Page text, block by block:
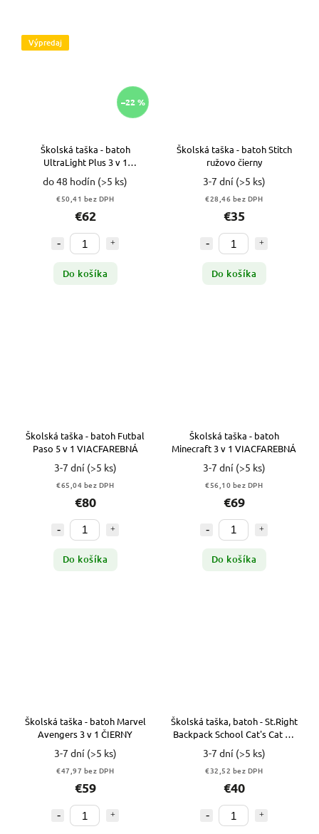
Výpredaj
–22 %
Školská taška - batoh
UltraLight Plus 3 v 1
VIACFAREBNÁ VYPR
do 48 hodín (>5 ks)
€50,41 bez DPH
€62
Do košíka
Školská taška - batoh Stitch
ružovo čierny
3-7 dní (>5 ks)
€28,46 bez DPH
€35
Do košíka
Školská taška - batoh Futbal
Paso 5 v 1 VIACFAREBNÁ
3-7 dní (>5 ks)
€65,04 bez DPH
€80
Do košíka
Školská taška - batoh
Minecraft 3 v 1 VIACFAREBNÁ
3-7 dní (>5 ks)
€56,10 bez DPH
€69
Do košíka
Školská taška - batoh Marvel
Avengers 3 v 1 ČIERNY
3-7 dní (>5 ks)
€47,97 bez DPH
€59
Školská taška, batoh - St.Right
Backpack School Cat's Cat Kl.
2-4
3-7 dní (>5 ks)
€32,52 bez DPH
€40